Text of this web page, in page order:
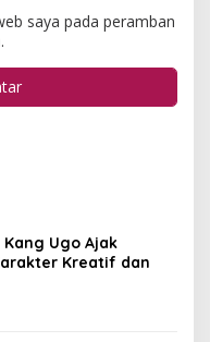
saya pada peramban
Kang Ugo Ajak
Kreatif dan